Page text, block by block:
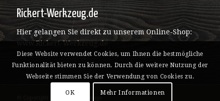
Rickert-Werkzeug.de
Hier gelangen Sie direkt zu unserem Online-Shop:
www.Rickert-Werkzeug.de
Diese Website verwendet Cookies, um Ihnen die bestmögliche
Funktionalität bieten zu können. Durch die weitere Nutzung der
Webseite stimmen Sie der Verwendung von Cookies zu.
OK Mehr Informationen